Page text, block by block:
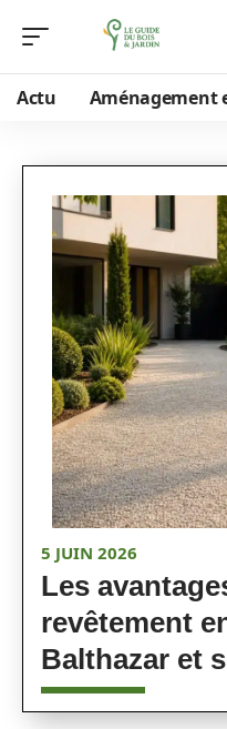
Actu Aménagement
5 JUIN 2026
Les
revêtement
Balthazar et